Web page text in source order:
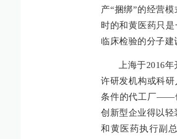
产“捆绑”的经营
时的和黄医药只
临床检验的分子建
上海于2016
许研发机构或科
条件的代工厂——
创新型企业得以轻
和黄医药执行副